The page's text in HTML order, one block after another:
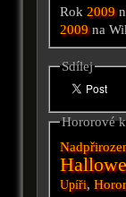
Rok 2009
2009na
Sdílej
Hororové
Upíři,